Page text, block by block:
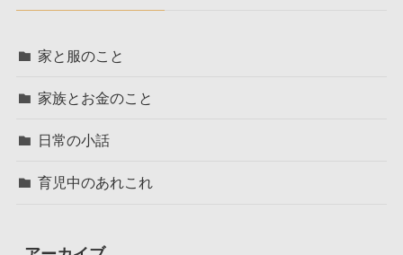
家と服のこと
家族とお金のこと
日常の小話
育児中のあれこれ